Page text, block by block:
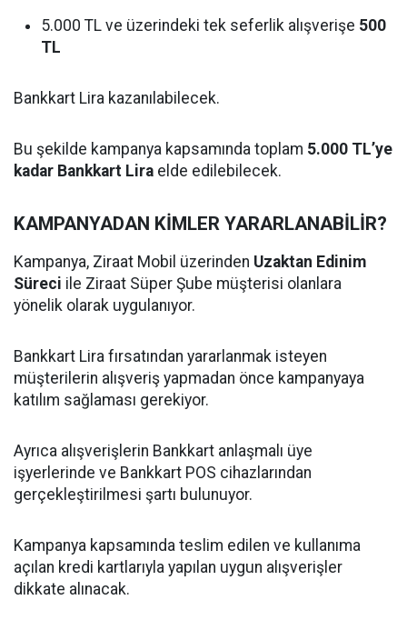
5.000 TL ve üzerindeki tek seferlik alışverişe 500
TL
Bankkart Lira kazanılabilecek.
Bu şekilde kampanya kapsamında toplam 5.000 TL’ye
kadar Bankkart Lira elde edilebilecek.
KAMPANYADAN KİMLER YARARLANABİLİR?
Kampanya, Ziraat Mobil üzerinden Uzaktan Edinim
Süreci ile Ziraat Süper Şube müşterisi olanlara
yönelik olarak uygulanıyor.
Bankkart Lira fırsatından yararlanmak isteyen
müşterilerin alışveriş yapmadan önce kampanyaya
katılım sağlaması gerekiyor.
Ayrıca alışverişlerin Bankkart anlaşmalı üye
işyerlerinde ve Bankkart POS cihazlarından
gerçekleştirilmesi şartı bulunuyor.
Kampanya kapsamında teslim edilen ve kullanıma
açılan kredi kartlarıyla yapılan uygun alışverişler
dikkate alınacak.